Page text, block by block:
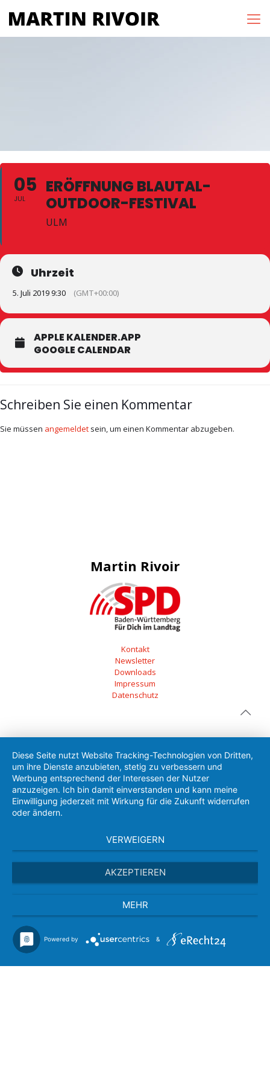
05
JUL
ERÖFFNUNG BLAUTAL-
OUTDOOR-FESTIVAL
ULM
Uhrzeit
5. Juli 2019 9:30 (GMT+00:00)
APPLE KALENDER.APP
GOOGLE CALENDAR
Schreiben Sie einen Kommentar
Sie müssen angemeldet sein, um einen Kommentar abzugeben.
Martin Rivoir
Kontakt
Newsletter
Downloads
Impressum
Datenschutz
Diese Seite nutzt Website Tracking-Technologien von Dritten,
um ihre Dienste anzubieten, stetig zu verbessern und
Werbung entsprechend der Interessen der Nutzer
anzuzeigen. Ich bin damit einverstanden und kann meine
Einwilligung jederzeit mit Wirkung für die Zukunft widerrufen
oder ändern.
VERWEIGERN
AKZEPTIEREN
MEHR
Powered by &